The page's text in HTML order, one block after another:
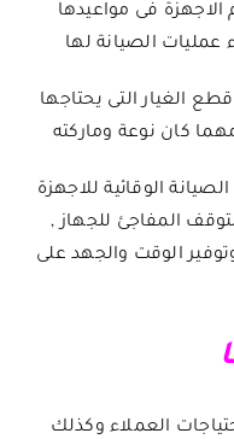
الاجهزة فى مواعيدها
عمليات الصيانة لها
الغيار التى يحتاجها
كان نوعة وماركته
الوقائية للاجهزة
المفاجئ للجهاز ,
الوقت والجهد على
العملاء وكذلك